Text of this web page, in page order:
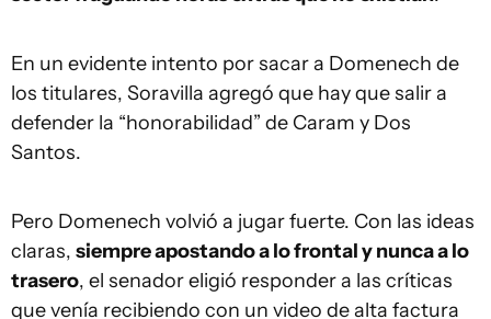
En un evidente intento por sacar a Domenech de
los titulares, Soravilla agregó que hay que salir a
defender la “honorabilidad” de Caram y Dos
Santos.
Pero Domenech volvió a jugar fuerte. Con las ideas
claras, siempre apostando a lo frontal y nunca a lo
trasero, el senador eligió responder a las críticas
que venía recibiendo con un video de alta factura